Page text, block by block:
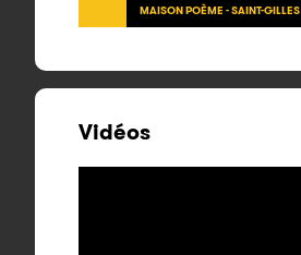
MAISON POÈME - SAINT-GILLES
Vidéos